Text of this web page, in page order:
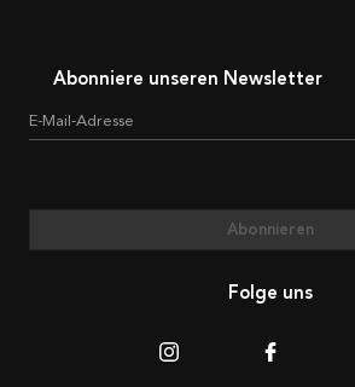
Abonniere unseren Newsletter
E-Mail-Adresse
Abonnieren
Folge uns